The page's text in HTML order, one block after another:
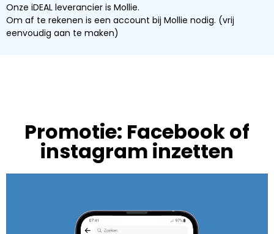
Onze iDEAL leverancier is Mollie.
Om af te rekenen is een account bij Mollie nodig. (vrij
eenvoudig aan te maken)
Promotie: Facebook of
instagram inzetten